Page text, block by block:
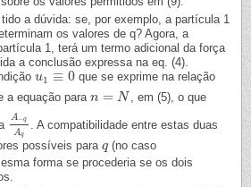
a dúvida: se, por exemplo, a partícula 1
os valores de q? Agora, a
1, terá um termo adicional da força
a conclusão expressa na eq. (4).
u1 ≡ 0
u1 ≡0 que se exprime na relação
a equação para n = N
n= N , em (5), o que
A −q
Aq
A−q Aq
. A compatibilidade entre estas duas
possíveis para q
q(no caso
forma se procederia se os dois